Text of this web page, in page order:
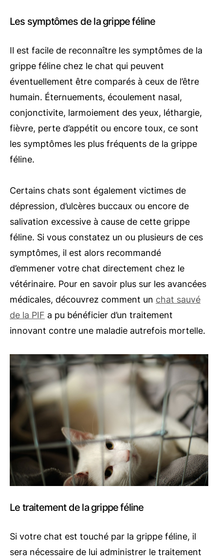
Les symptômes de la grippe féline
Il est facile de reconnaître les symptômes de la
grippe féline chez le chat qui peuvent
éventuellement être comparés à ceux de l’être
humain. Éternuements, écoulement nasal,
conjonctivite, larmoiement des yeux, léthargie,
fièvre, perte d’appétit ou encore toux, ce sont
les symptômes les plus fréquents de la grippe
féline.
Certains chats sont également victimes de
dépression, d’ulcères buccaux ou encore de
salivation excessive à cause de cette grippe
féline. Si vous constatez un ou plusieurs de ces
symptômes, il est alors recommandé
d’emmener votre chat directement chez le
vétérinaire. Pour en savoir plus sur les avancées
médicales, découvrez comment un chat sauvé
de la PIF a pu bénéficier d’un traitement
innovant contre une maladie autrefois mortelle.
Le traitement de la grippe féline
Si votre chat est touché par la grippe féline, il
sera nécessaire de lui administrer le traitement